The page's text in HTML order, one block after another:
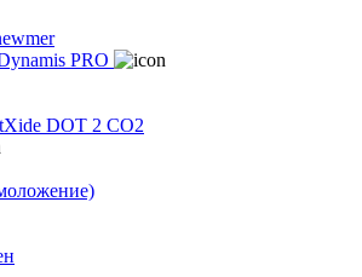
PRO
DOT 2 CO2